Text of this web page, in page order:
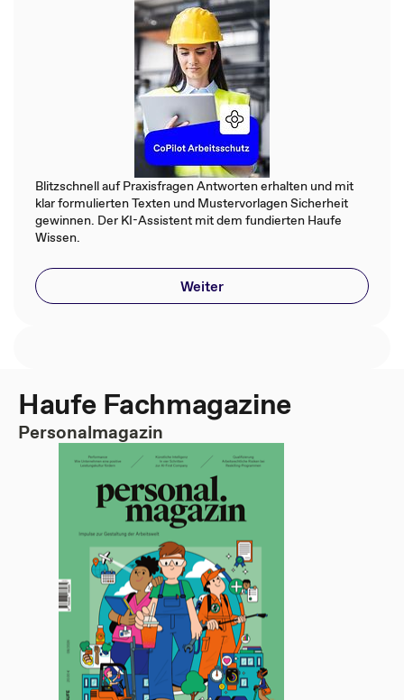
Blitzschnell auf Praxisfragen Antworten erhalten und mit
klar formulierten Texten und Mustervorlagen Sicherheit
gewinnen. Der KI-Assistent mit dem fundierten Haufe
Wissen.
Weiter
Haufe Fachmagazine
Personalmagazin